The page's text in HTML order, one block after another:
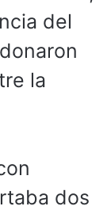
del
la
dos